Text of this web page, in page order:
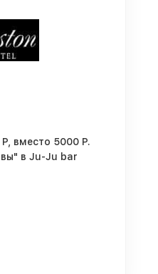
вместо 5000 Р.
в Ju-Ju bar